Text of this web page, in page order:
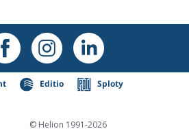
Editio Sploty
© Helion 1991-2026